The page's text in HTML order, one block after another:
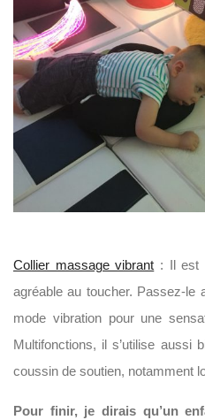
Collier massage vibrant : Il est
agréable au toucher. Passez-le
mode vibration pour une
Multifonctions, il s’utilise aussi
coussin de soutien, notamment
Pour finir, je dirais qu’un